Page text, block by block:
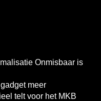
Onmisbaar is
meer
telt voor het MKB